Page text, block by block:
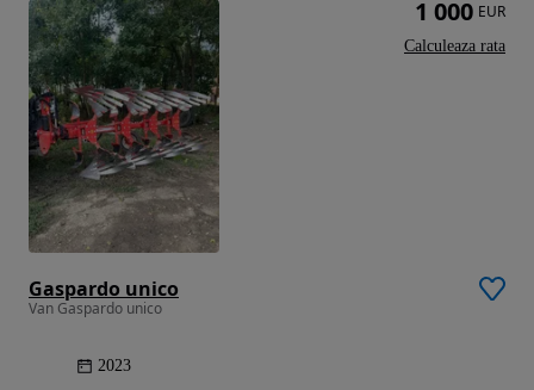
Gaspardo unico
Van Gaspardo unico
2023
1 000 EUR
Calculeaza rata